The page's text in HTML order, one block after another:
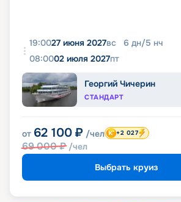
19:0027 июня 2027вс 6 дн/5 нч
08:0002 июля 2027пт
Георгий Чичерин
СТАНДАРТ
от 62 100 ₽ /чел
69 000₽ /чел
+2 027
Выбрать круиз